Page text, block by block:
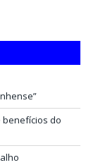
benefícios do